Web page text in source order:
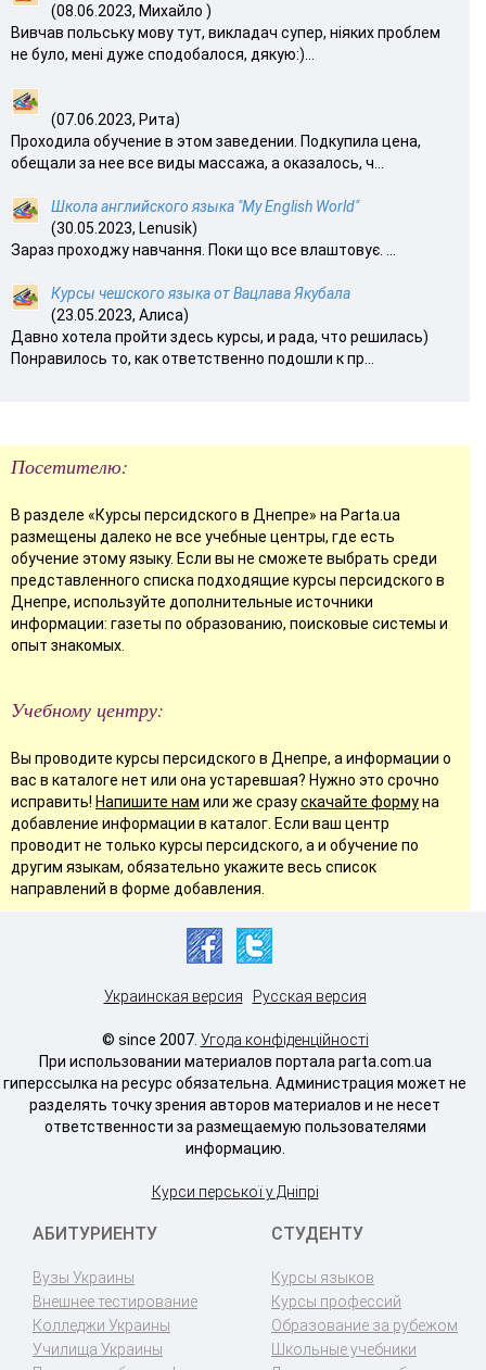
(08.06.2023, Михайло )
Вивчав польську мову тут, викладач супер, ніяких проблем
не було, мені дуже сподобалося, дякую:)...
(07.06.2023, Рита)
Проходила обучение в этом заведении. Подкупила цена,
обещали за нее все виды массажа, а оказалось, ч...
Школа английского языка "My English World"
(30.05.2023, Lenusik)
Зараз проходжу навчання. Поки що все влаштовує. ...
Курсы чешского языка от Вацлава Якубала
(23.05.2023, Алиса)
Давно хотела пройти здесь курсы, и рада, что решилась)
Понравилось то, как ответственно подошли к пр...
Посетителю:
В разделе «Курсы персидского в Днепре» на Parta.ua
размещены далеко не все учебные центры, где есть
обучение этому языку. Если вы не сможете выбрать среди
представленного списка подходящие курсы персидского в
Днепре, используйте дополнительные источники
информации: газеты по образованию, поисковые системы и
опыт знакомых.
Учебному центру:
Вы проводите курсы персидского в Днепре, а информации о
вас в каталоге нет или она устаревшая? Нужно это срочно
исправить! Напишите нам или же сразускачайте формуна
добавление информации в каталог. Если ваш центр
проводит не только курсы персидского, а и обучение по
другим языкам, обязательно укажите весь список
направлений в форме добавления.
Украинская версия Русская версия
© since 2007. Угода конфіденційності
При использовании материалов портала parta.com.ua
гиперссылка на ресурс обязательна. Администрация может не
разделять точку зрения авторов материалов и не несет
ответственности за размещаемую пользователями
информацию.
Курси перської у Дніпрі
АБИТУРИЕНТУ
Вузы Украины
Внешнее тестирование
Колледжи Украины
Училища Украины
СТУДЕНТУ
Курсы языков
Курсы профессий
Образование за рубежом
Школьные учебники